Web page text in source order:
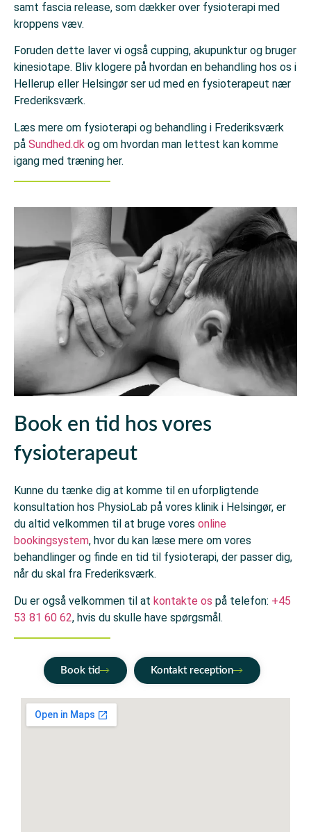
samt fascia release, som dækker over fysioterapi med
kroppens væv.
Foruden dette laver vi også cupping, akupunktur og bruger
kinesiotape. Bliv klogere på hvordan en behandling hos os i
Hellerup eller Helsingør ser ud med en fysioterapeut nær
Frederiksværk.
Læs mere om fysioterapi og behandling i Frederiksværk
på Sundhed.dk og om hvordan man lettest kan komme
igang med træning her.
Book en tid hos vores
fysioterapeut
Kunne du tænke dig at komme til en uforpligtende
konsultation hos PhysioLab på vores klinik i Helsingør, er
du altid velkommen til at bruge vores online
bookingsystem, hvor du kan læse mere om vores
behandlinger og finde en tid til fysioterapi, der passer dig,
når du skal fra Frederiksværk.
Du er også velkommen til at kontakte os på telefon: +45
53 81 60 62, hvis du skulle have spørgsmål.
Book tid Kontakt reception